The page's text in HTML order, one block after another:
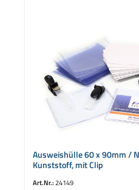
Ausweishülle 60 x 90mm /
Kunststoff, mit Clip
Art.Nr.:24149